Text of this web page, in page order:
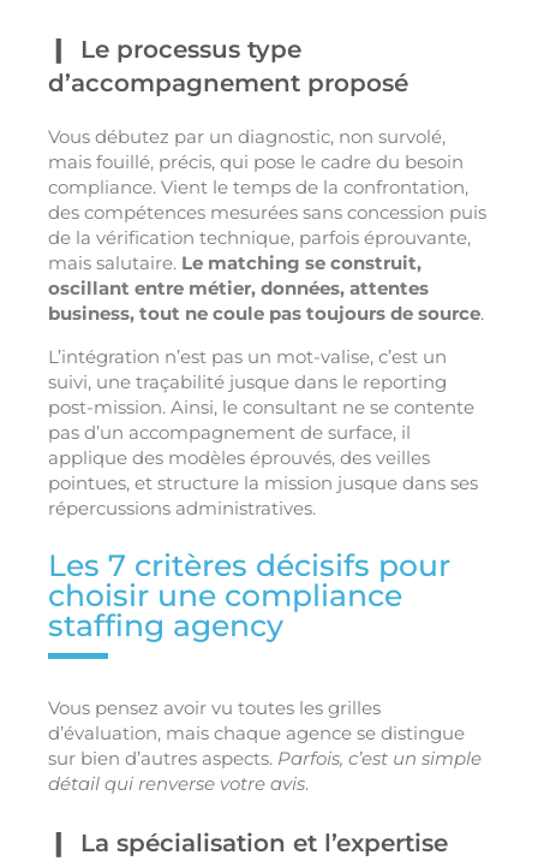
Le processus type
d’accompagnement proposé
Vous débutez par un diagnostic, non survolé,
mais fouillé, précis, qui pose le cadre du besoin
compliance. Vient le temps de la confrontation,
des compétences mesurées sans concession puis
de la vérification technique, parfois éprouvante,
mais salutaire. Le matching se construit,
oscillant entre métier, données, attentes
business, tout ne coule pas toujours de source.
L’intégration n’est pas un mot-valise, c’est un
suivi, une traçabilité jusque dans le reporting
post-mission. Ainsi, le consultant ne se contente
pas d’un accompagnement de surface, il
applique des modèles éprouvés, des veilles
pointues, et structure la mission jusque dans ses
répercussions administratives.
Les 7 critères décisifs pour
choisir une compliance
staffing agency
Vous pensez avoir vu toutes les grilles
d’évaluation, mais chaque agence se distingue
sur bien d’autres aspects. Parfois, c’est un simple
détail qui renverse votre avis.
La spécialisation et l’expertise